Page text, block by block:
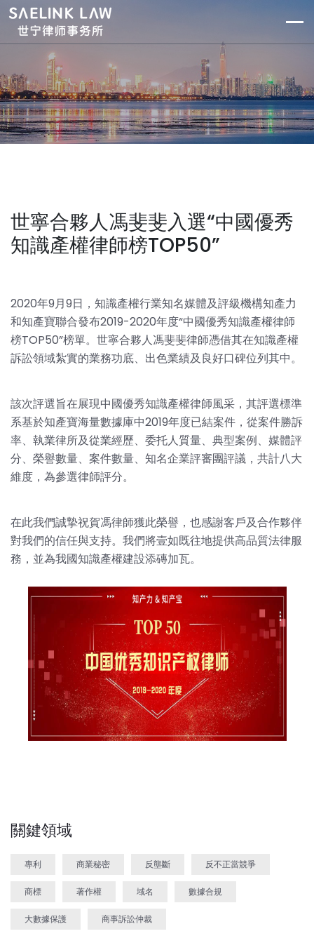
世寧合夥人馮斐斐入選“中國優秀
知識產權律師榜TOP50”
2020年9月9日，知識產權行業知名媒體及評級機構知產力
和知產寶聯合發布2019-2020年度“中國優秀知識產權律師
榜TOP50”榜單。世寧合夥人馮斐斐律師憑借其在知識產權
訴訟領域紮實的業務功底、出色業績及良好口碑位列其中。
該次評選旨在展現中國優秀知識產權律師風采，其評選標準
系基於知產寶海量數據庫中2019年度已結案件，從案件勝訴
率、執業律所及從業經歷、委托人質量、典型案例、媒體評
分、榮譽數量、案件數量、知名企業評審團評議，共計八大
維度，為參選律師評分。
在此我們誠摯祝賀馮律師獲此榮譽，也感謝客戶及合作夥伴
對我們的信任與支持。我們將壹如既往地提供高品質法律服
務，並為我國知識產權建設添磚加瓦。
關鍵領域
專利 商業秘密 反壟斷 反不正當競爭
商標 著作權 域名 數據合規
大數據保護 商事訴訟仲裁